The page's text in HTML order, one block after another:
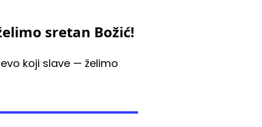
sretan Božić!
koji slave — želimo